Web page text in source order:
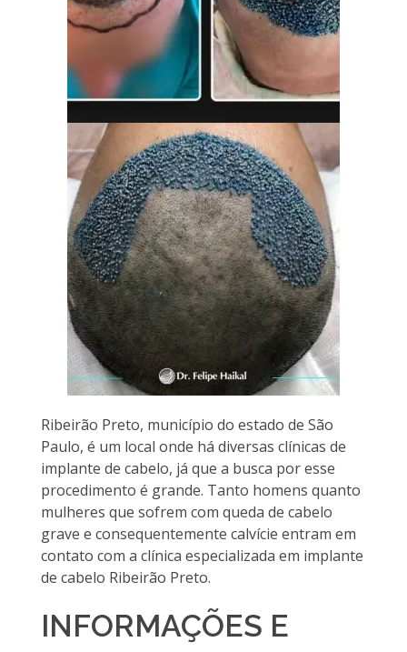
Ribeirão Preto, município do estado de São
Paulo, é um local onde há diversas clínicas de
implante de cabelo, já que a busca por esse
procedimento é grande. Tanto homens quanto
mulheres que sofrem com queda de cabelo
grave e consequentemente calvície entram em
contato com a clínica especializada em implante
de cabelo Ribeirão Preto.
INFORMAÇÕES E